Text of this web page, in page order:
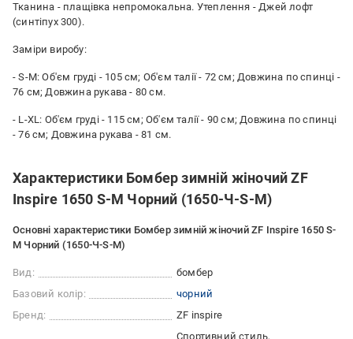
Тканина - плащівка непромокальна. Утеплення - Джей лофт
(синтіпух 300).
Заміри виробу:
- S-M: Об'єм груді - 105 см; Об'єм талії - 72 см; Довжина по спинці -
76 см; Довжина рукава - 80 см.
- L-XL: Об'єм груді - 115 см; Об'єм талії - 90 см; Довжина по спинці
- 76 см; Довжина рукава - 81 см.
Характеристики Бомбер зимній жіночий ZF
Inspire 1650 S-M Чорний (1650-Ч-S-M)
Основні характеристики Бомбер зимній жіночий ZF Inspire 1650 S-
M Чорний (1650-Ч-S-M)
Вид:
бомбер
Базовий колір:
чорний
Бренд:
ZF inspire
Спортивний стиль